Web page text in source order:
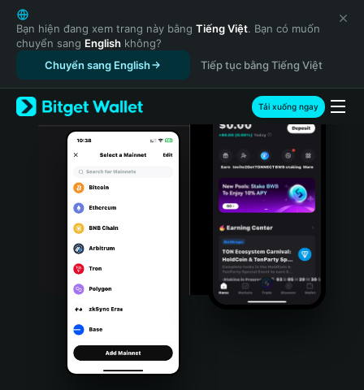
English
日本語
Tiếng Việt
Русский
Español (Latinoamérica)
Türkçe
Italiano
Português (Portugal)
Bahasa Indonesia
Português (Brasil)
Español (Argentina)
Bạn hiện đang xem trang này bằng Tiếng Việt. Bạn có muốn
chuyển sang English không?
Chuyển sang English
Tiếp tục bằng Tiếng Việt
Tải xuống ngay